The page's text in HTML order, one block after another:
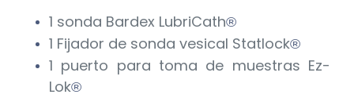
1 sonda Bardex LubriCath®
1 Fijador de sonda vesical Statlock®
1 puerto para toma de muestras Ez-
Lok®